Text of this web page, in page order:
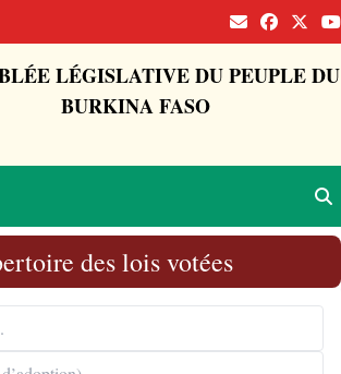
LÉGISLATIVE DU PEUPLE DU
BURKINA FASO
des lois votées